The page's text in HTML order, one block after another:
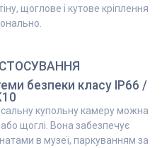
щоглове і кутове кріплення
безпеки класу IP66 /
купольну камеру можна
або щоглі. Вона забезпечує
в музеї, паркуванням за